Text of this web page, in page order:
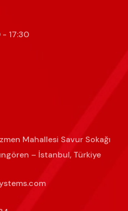
- 17:30
Mahallesi Savur Sokağı
– İstanbul, Türkiye